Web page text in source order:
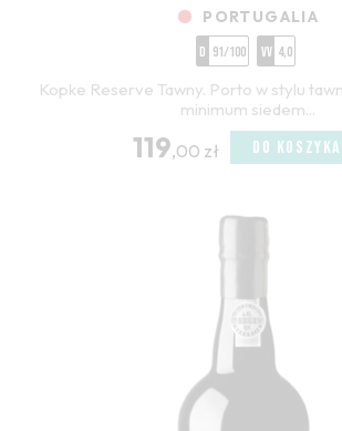
PORTUGALIA
D 91/100 VV 4,0
Kopke Reserve Tawny. Porto w stylu
minimum siedem...
119,00 zł DO KOSZYKA